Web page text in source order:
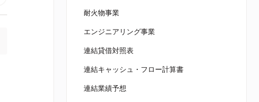
耐火物事業
エンジニアリング事業
連結貸借対照表
連結キャッシュ・フロー計算書
連結業績予想